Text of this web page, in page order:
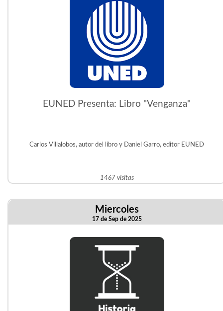
EUNED Presenta: Libro "Venganza"
Carlos Villalobos, autor del libro y Daniel Garro, editor EUNED
1467 visitas
Miercoles
17 de Sep de 2025